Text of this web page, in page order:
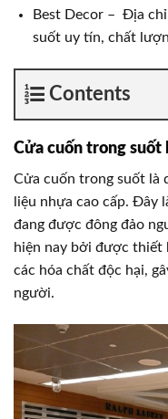
Best Decor – Địa
suốt uy tín, chất
Contents
Cửa cuốn trong suốt
Cửa cuốn trong suốt là
liệu nhựa cao cấp. Đây
đang được đông đảo
hiện nay bởi được thiết
các hóa chất độc hại,
người.